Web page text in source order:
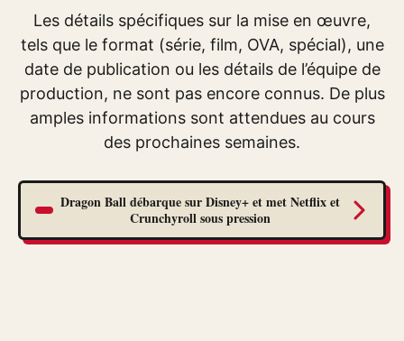
Les détails spécifiques sur la mise en œuvre,
tels que le format (série, film, OVA, spécial), une
date de publication ou les détails de l’équipe de
production, ne sont pas encore connus. De plus
amples informations sont attendues au cours
des prochaines semaines.
Dragon Ball débarque sur Disney+ et met Netflix et
Crunchyroll sous pression